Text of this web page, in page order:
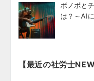
ボノボと
は？～AI
【最近の社労士